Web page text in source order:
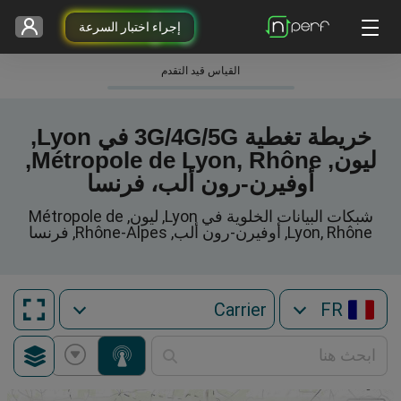
إجراء اختبار السرعة
القياس قيد التقدم
خريطة تغطية 3G/4G/5G في Lyon,
ليون, Métropole de Lyon, Rhône,
أوفيرن-رون ألب، فرنسا
شبكات البيانات الخلوية في Lyon, ليون, Métropole de
Lyon, Rhône, أوفيرن-رون ألب, Rhône-Alpes, فرنسا
FR